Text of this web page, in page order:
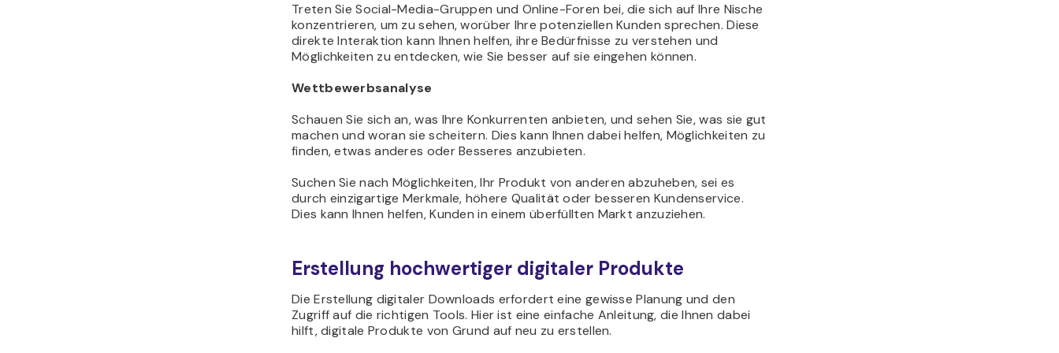
Treten Sie Social-Media-Gruppen und Online-Foren bei, die sich auf Ihre Nische
konzentrieren, um zu sehen, worüber Ihre potenziellen Kunden sprechen. Diese
direkte Interaktion kann Ihnen helfen, ihre Bedürfnisse zu verstehen und
Möglichkeiten zu entdecken, wie Sie besser auf sie eingehen können.
Wettbewerbsanalyse
Schauen Sie sich an, was Ihre Konkurrenten anbieten, und sehen Sie, was sie gut
machen und woran sie scheitern. Dies kann Ihnen dabei helfen, Möglichkeiten zu
finden, etwas anderes oder Besseres anzubieten.
Suchen Sie nach Möglichkeiten, Ihr Produkt von anderen abzuheben, sei es
durch einzigartige Merkmale, höhere Qualität oder besseren Kundenservice.
Dies kann Ihnen helfen, Kunden in einem überfüllten Markt anzuziehen.
Erstellung hochwertiger digitaler Produkte
Die Erstellung digitaler Downloads erfordert eine gewisse Planung und den
Zugriff auf die richtigen Tools. Hier ist eine einfache Anleitung, die Ihnen dabei
hilft, digitale Produkte von Grund auf neu zu erstellen.